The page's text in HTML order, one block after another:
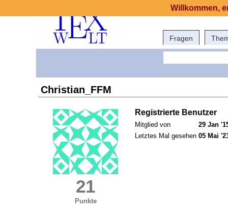
Fragen
Christian_FFM
21
Punkte
Registrierte Benutzer
Mitglied von
29 Jan
Letztes Mal gesehen 05 Mai
Willkommen,